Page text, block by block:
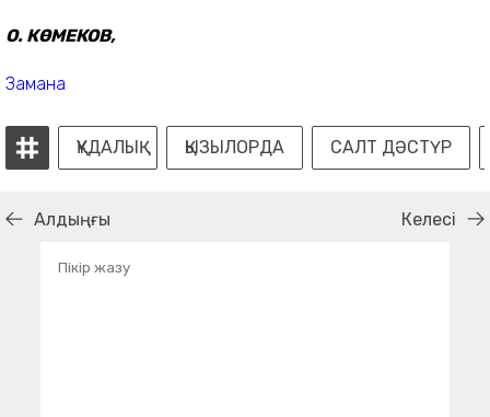
О. КӨМЕКОВ,
Замана
ҚҰДАЛЫҚ ҚЫЗЫЛОРДА САЛТ ДӘСТҮР
Алдыңғы Келесі